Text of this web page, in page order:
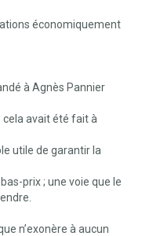
économiquement
à Agnès Pannier
avait été fait à
utile de garantir la
prix ; une voie que le
n’exonère à aucun